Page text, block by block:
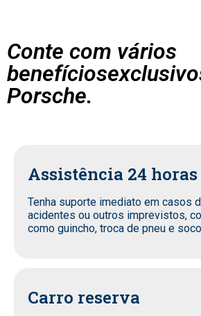
Conte com vários
Porsche.
Assistência 24 horas
Tenha suporte imediato em casos
acidentes ou outros imprevistos,
como guincho, troca de pneu e
Carro reserva